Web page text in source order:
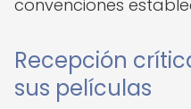
convenciones
Recepción
sus películas